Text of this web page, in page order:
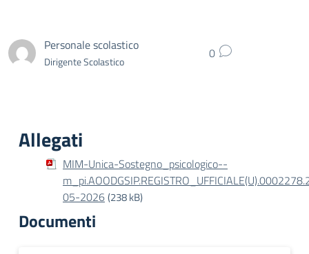
Personale scolastico
Dirigente Scolastico 0
Allegati
MIM-Unica-Sostegno_psicologico--
05-2026(238 kB)
Documenti